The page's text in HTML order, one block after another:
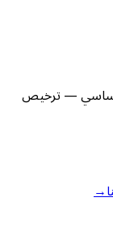
أساسي — ترخيص
→